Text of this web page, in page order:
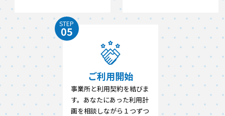
STEP
05
ご利用開始
事業所と利用契約を結びま
す。あなたにあった利用計
画を相談しながら１つずつ